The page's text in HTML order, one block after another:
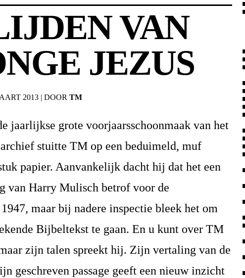
VAN
JEZUS
2013 |DOOR TM
jaarlijkse grote voorjaarsschoonmaak van het
stuitte TM op een beduimeld, muf
papier. Aanvankelijk dacht hij dat het een
van Harry Mulisch betrof voor de
maar bij nadere inspectie bleek het om
Bijbeltekst te gaan. En u kunt over TM
zijn talen spreekt hij. Zijn vertaling van de
geschreven passage geeft een nieuw inzicht